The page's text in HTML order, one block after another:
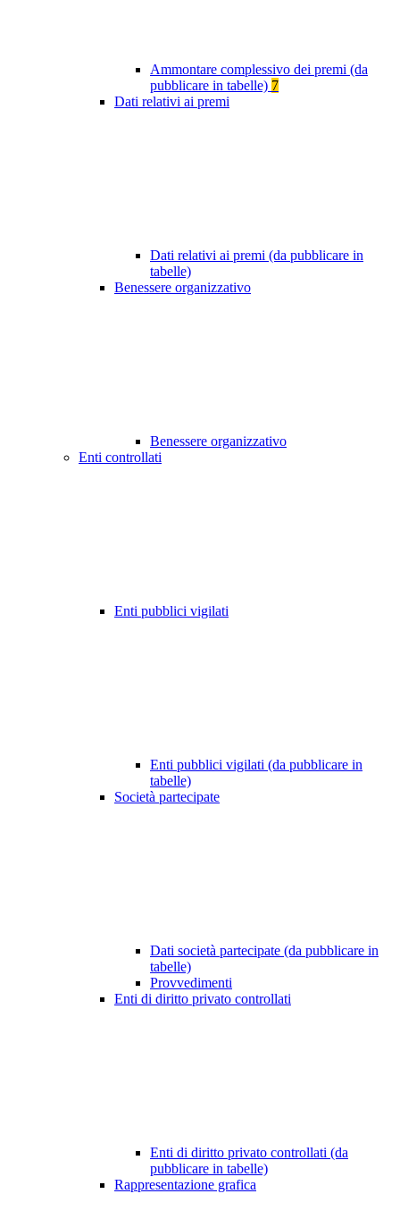
Ammontare complessivo dei premi (da
pubblicare in tabelle) 7
Dati relativi ai premi
Dati relativi ai premi (da pubblicare in
tabelle)
Benessere organizzativo
Benessere organizzativo
Enti controllati
Enti pubblici vigilati
Enti pubblici vigilati (da pubblicare in
tabelle)
Società partecipate
Dati società partecipate (da pubblicare in
tabelle)
Provvedimenti
Enti di diritto privato controllati
Enti di diritto privato controllati (da
pubblicare in tabelle)
Rappresentazione grafica